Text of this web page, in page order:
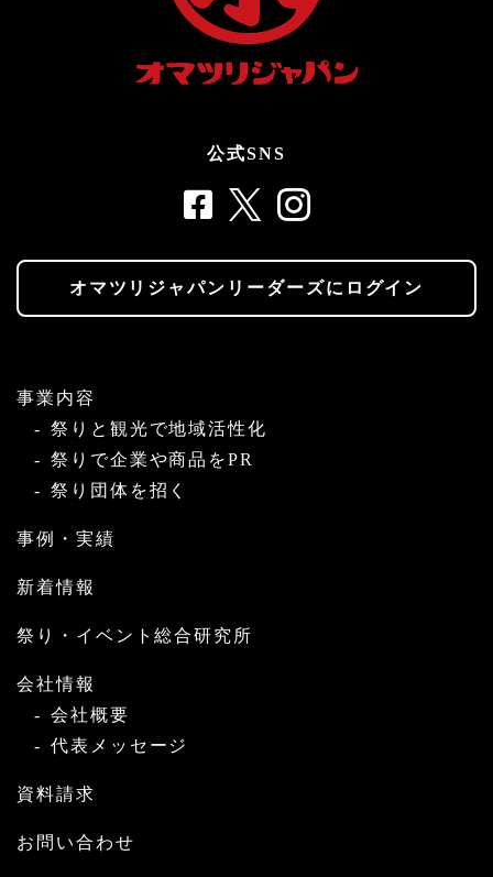
公式SNS
オマツリジャパンリーダーズにログイン
事業内容
祭りと観光で地域活性化
祭りで企業や商品をPR
祭り団体を招く
事例・実績
新着情報
祭り・イベント総合研究所
会社情報
会社概要
代表メッセージ
資料請求
お問い合わせ